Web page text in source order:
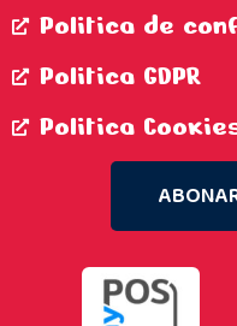
Politica de
Politica GDPR
Politica